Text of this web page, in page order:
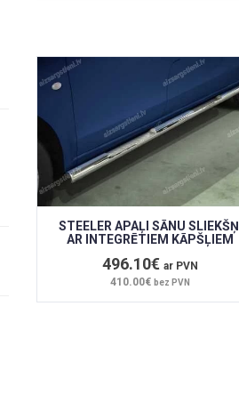
STEELER APAĻI SĀNU SLIEKŠŅI
AR INTEGRĒTIEM KĀPŠĻIEM
496.10€ar PVN
410.00€bez PVN